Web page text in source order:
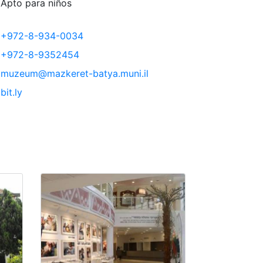
para niños
+972-8-934-0034
+972-8-9352454
muzeum@mazkeret-batya.muni.il
bit.ly